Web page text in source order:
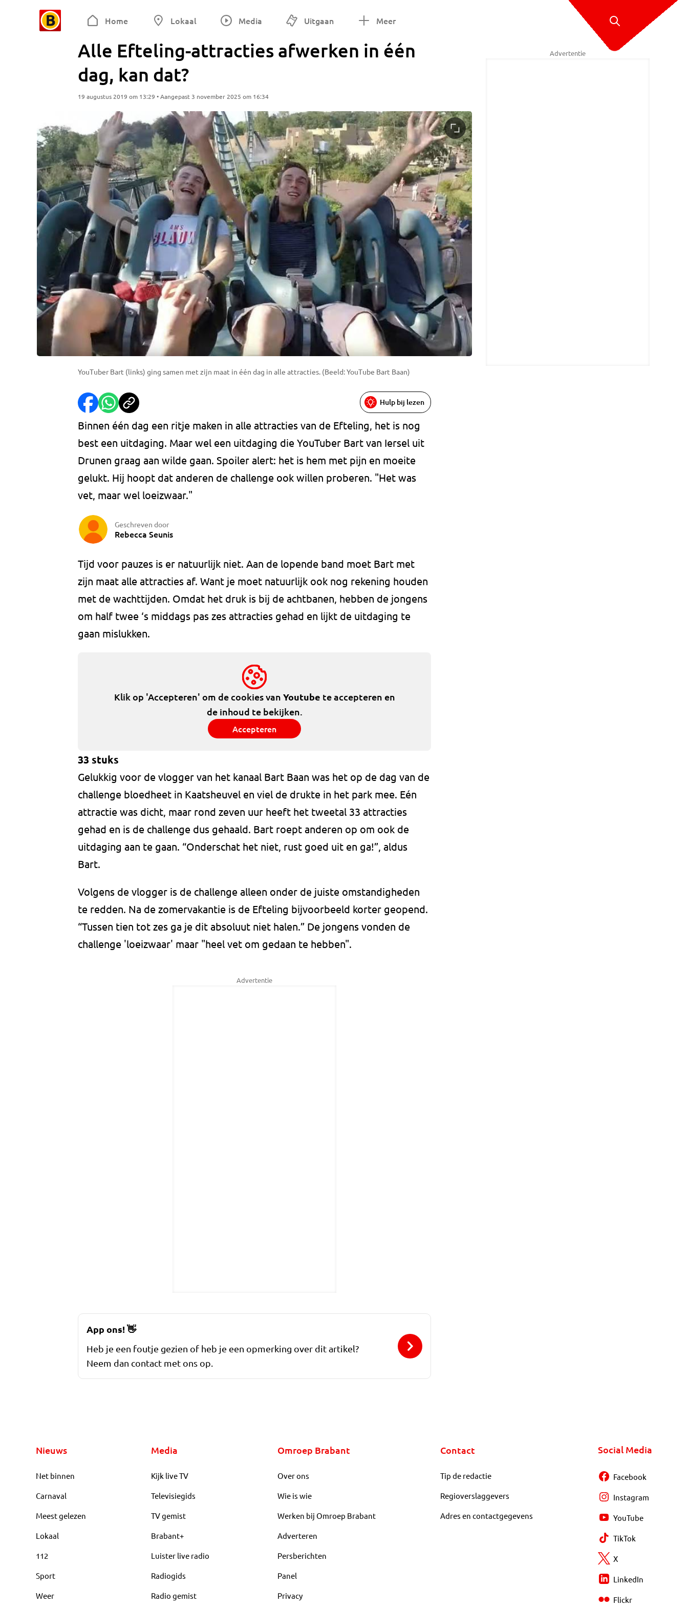
Home Lokaal Media Uitgaan Meer
Alle Efteling-attracties afwerken in één
dag, kan dat?
19 augustus 2019 om 13:29 • Aangepast 3 november 2025 om 16:34
YouTuber Bart (links) ging samen met zijn maat in één dag in alle attracties. (Beeld: YouTube Bart Baan)
Hulp bij lezen
Binnen één dag een ritje maken in alle attracties van de Efteling, het is nog
best een uitdaging. Maar wel een uitdaging die YouTuber Bart van Iersel uit
Drunen graag aan wilde gaan. Spoiler alert: het is hem met pijn en moeite
gelukt. Hij hoopt dat anderen de challenge ook willen proberen. "Het was
vet, maar wel loeizwaar."
Geschreven door
Rebecca Seunis
Tijd voor pauzes is er natuurlijk niet. Aan de lopende band moet Bart met
zijn maat alle attracties af. Want je moet natuurlijk ook nog rekening houden
met de wachttijden. Omdat het druk is bij de achtbanen, hebben de jongens
om half twee ‘s middags pas zes attracties gehad en lijkt de uitdaging te
gaan mislukken.
Klik op 'Accepteren' om de cookies van Youtube te accepteren en
de inhoud te bekijken.
Accepteren
33 stuks
Gelukkig voor de vlogger van het kanaal Bart Baan was het op de dag van de
challenge bloedheet in Kaatsheuvel en viel de drukte in het park mee. Eén
attractie was dicht, maar rond zeven uur heeft het tweetal 33 attracties
gehad en is de challenge dus gehaald. Bart roept anderen op om ook de
uitdaging aan te gaan. “Onderschat het niet, rust goed uit en ga!”, aldus
Bart.
Volgens de vlogger is de challenge alleen onder de juiste omstandigheden
te redden. Na de zomervakantie is de Efteling bijvoorbeeld korter geopend.
“Tussen tien tot zes ga je dit absoluut niet halen.” De jongens vonden de
challenge 'loeizwaar' maar "heel vet om gedaan te hebben".
Advertentie
Advertentie
App ons!👋
Heb je een foutje gezien of heb je een opmerking over dit artikel?
Neem dan contact met ons op.
Nieuws
Net binnen
Carnaval
Meest gelezen
Lokaal
112
Sport
Weer
Media
Kijk live TV
Televisiegids
TV gemist
Brabant+
Luister live radio
Radiogids
Radio gemist
Omroep Brabant
Over ons
Wie is wie
Werken bij Omroep Brabant
Adverteren
Persberichten
Panel
Privacy
Contact
Tip de redactie
Regioverslaggevers
Adres en contactgegevens
Social Media
Facebook
Instagram
YouTube
TikTok
X
LinkedIn
Flickr